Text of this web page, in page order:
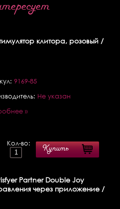
клитора, розовый /
9169-85
Не указан
»
Кол-во:
Купить
Partner Double Joy
через приложение /